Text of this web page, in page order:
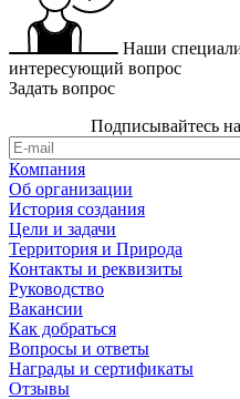
Наши
интересующий вопрос
Задать вопрос
Подписывайтесь
Компания
Об организации
История создания
Цели и задачи
Территория и Природа
Контакты и реквизиты
Руководство
Вакансии
Как добраться
Вопросы и ответы
Награды и сертификаты
Отзывы